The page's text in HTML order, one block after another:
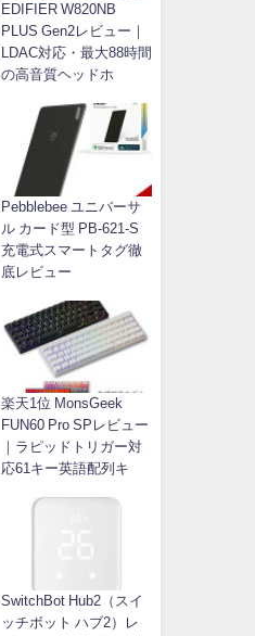
EDIFIER W820NB
PLUS Gen2レビュー｜
LDAC対応・最大88時間
の高音質ヘッドホ
Pebblebee ユニバーサ
ル カード型 PB-621-S
充電式スマートタグ徹
底レビュー
楽天1位 MonsGeek
FUN60 Pro SPレビュー
｜ラピッドトリガー対
応61キー英語配列キ
SwitchBot Hub2（スイ
ッチボット ハブ2）レ